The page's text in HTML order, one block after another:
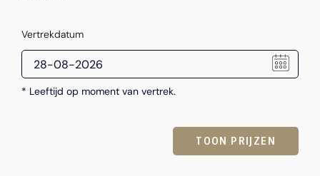
Vertrekdatum
* Leeftijd op moment van vertrek.
TOON PRIJZEN